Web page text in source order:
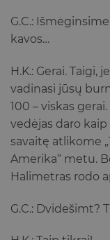
G.C.:
kavos…
H.K.: Gerai. Taigi,
vadinasi jūsų
100 – viskas
vedėjas daro
savaitę atlikome
Amerika“ metu.
Halimetras rodo
G.C.: Dvidešimt?